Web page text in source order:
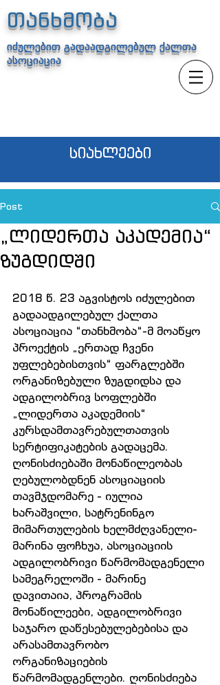
თანხმობა
იძულებით გადაადგილებულ ქალთა
ასოციაცია
სიახლეები
Post
„ლიდერთა აკადემია“
ზუგდიდში
2018 წ. 23 აგვისტოს იძულებით
გადაადგილებულ ქალთა
ასოციაცია “თანხმობა“-მ მოაწყო
პროექტის „ერთად ჩვენი
უფლებებისთვის“ ფარგლებში
ორგანიზებული ზუგდიდსა და
ადგილობრივ სოფლებში
„ლიდერთა აკადემიის“
კურსდამთავრებულთათვის
სერტიფიკატების გადაცემა.
ღონისძიებაში მონაწილეობას
ღებულობდნენ ასოციაციის
თავმჯდომარე - იულია
ხარაშვილი, სატრენინგო
მიმართულების ხელმძღვანელი-
მარინა ფოჩხუა, ასოციაციის
ადგილობრივი წარმომადგენელი
სამეგრელოში - მარინე
დავითაია, პროგრამის
მონაწილეები, ადგილობრივი
საჯარო დაწესებულებებისა და
არასამთავრობო
ორგანიზაციების
წარმომადგენლები. ღონისძიება